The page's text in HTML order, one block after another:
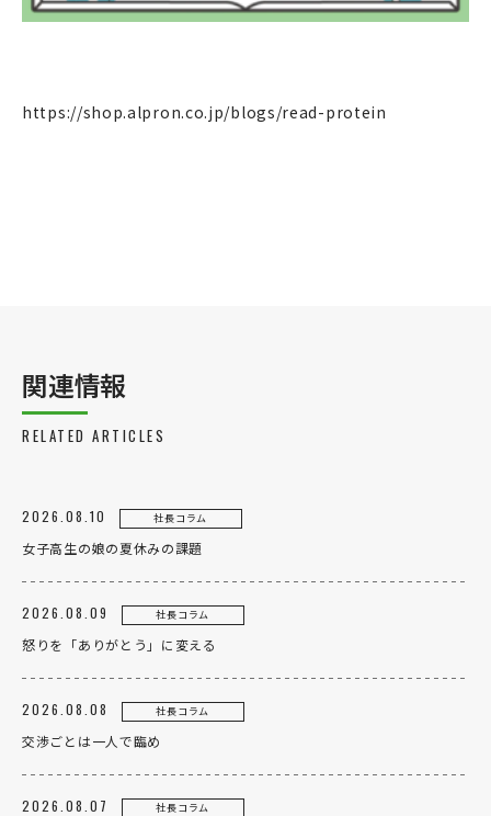
https://shop.alpron.co.jp/blogs/read-protein
関連情報
RELATED ARTICLES
2026.08.10 社長コラム
女子高生の娘の夏休みの課題
2026.08.09 社長コラム
怒りを「ありがとう」に変える
2026.08.08 社長コラム
交渉ごとは一人で臨め
2026.08.07 社長コラム